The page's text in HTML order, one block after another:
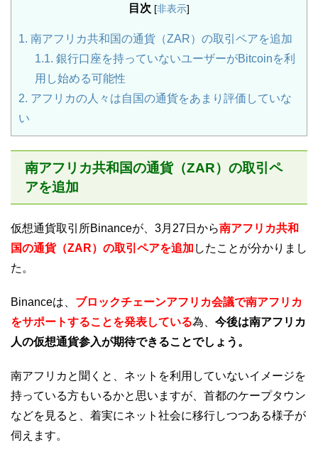
目次 [非表示]
1. 南アフリカ共和国の通貨（ZAR）の取引ペアを追加
1.1. 銀行口座を持っていないユーザーがBitcoinを利
用し始める可能性
2. アフリカの人々は自国の通貨をあまり評価していな
い
南アフリカ共和国の通貨（ZAR）の取引ペ
アを追加
仮想通貨取引所Binanceが、3月27日から南アフリカ共和
国の通貨（ZAR）の取引ペアを追加 したことが分かりまし
た。
Binanceは、 ブロックチェーンアフリカ会議で南アフリカ
をサポートすることを発表している為、 今後は南アフリカ
人の仮想通貨参入が期待できることでしょう。
南アフリカと聞くと、ネットを利用していないイメージを
持っている方もいるかと思いますが、首都のケープタウン
などを見ると、着実にネット社会に移行しつつある様子が
伺えます。